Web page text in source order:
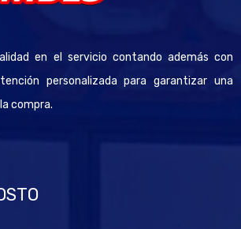
en el servicio contando además con
personalizada para garantizar una
compra.